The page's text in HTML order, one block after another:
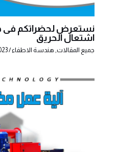
نستعرض لحضراتكم فى
اشتعال الحريق
جميع المقالات هندسة الاطفاء/
16